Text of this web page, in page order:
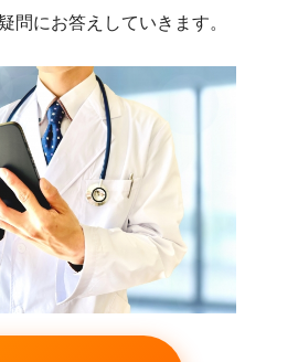
問にお答えしていきます。